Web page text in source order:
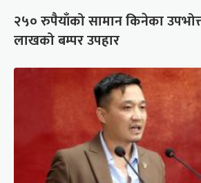
२५० रुपैयाँको सामान किनेका
लाखको बम्पर उपहार